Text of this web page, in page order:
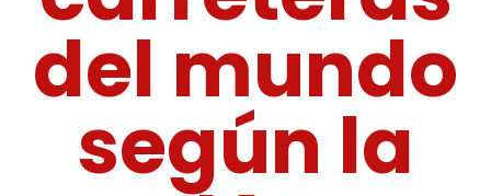
del mundo
según la